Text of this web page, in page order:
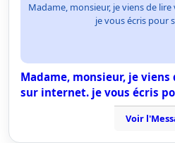
Madame, monsieur, je viens de
je vous écris pour
Madame, monsieur, je
sur internet. je vous écris
Voir